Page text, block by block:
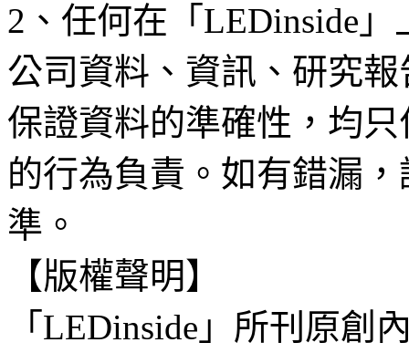
2、任何在「LEDinside
公司資料、資訊、研究
保證資料的準確性，均
的行為負責。如有錯漏
準。
【版權聲明】
「LEDinside」所刊原創